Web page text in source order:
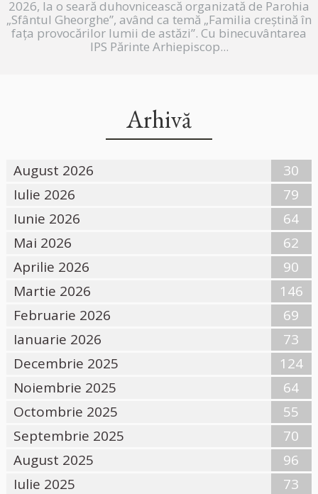
2026, la o seară duhovnicească organizată de Parohia
„Sfântul Gheorghe”, având ca temă „Familia creștină în
fața provocărilor lumii de astăzi”. Cu binecuvântarea
IPS Părinte Arhiepiscop...
Arhivă
August 2026
30
Iulie 2026
79
Iunie 2026
64
Mai 2026
62
Aprilie 2026
90
Martie 2026
146
Februarie 2026
69
Ianuarie 2026
73
Decembrie 2025
124
Noiembrie 2025
64
Octombrie 2025
55
Septembrie 2025
70
August 2025
96
Iulie 2025
73